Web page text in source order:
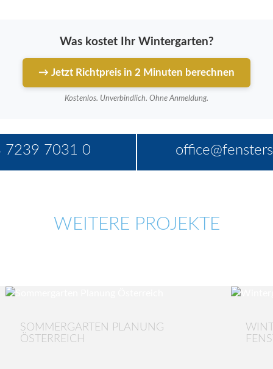
Was kostet Ihr Wintergarten?
→ Jetzt Richtpreis in 2 Minuten berechnen
Kostenlos. Unverbindlich. Ohne Anmeldung.
7239 7031 0
WEITERE PROJEKTE
SOMMERGARTEN PLANUNG
ÖSTERREICH